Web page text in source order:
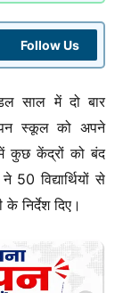
Follow Us
साल में दो बार
स्कूल को अपने
में कुछ केंद्रों को बंद
50 विद्यार्थियों से
निर्देश दिए।